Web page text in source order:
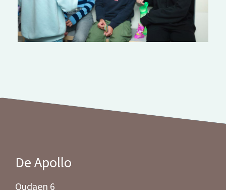
De Apollo
Oudaen 6